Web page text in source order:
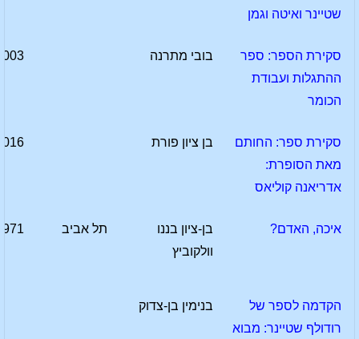
שטיינר ואיטה וגמן
סקירת הספר: ספר
ההתגלות ועבודת
הכומר
בובי מתרנה
סקירת ספר: החותם
מאת הסופרת:
אדריאנה קוליאס
בן ציון פורת
איכה, האדם?
בן-ציון בננו
וולקוביץ
תל אביב
הקדמה לספר של
רודולף שטיינר: מבוא
בנימין בן-צדוק